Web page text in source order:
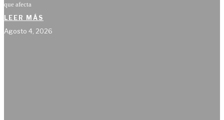
que afecta
LEER MÁS
Agosto 4, 2026